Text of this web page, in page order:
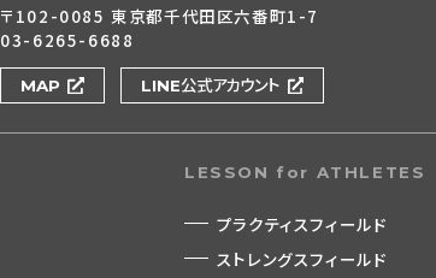
〒102-0085 東京都千代田区六番町1-7
03-6265-6688
MAP LINE公式アカウント
LESSON for ATHLETES
プラクティスフィールド
ストレングスフィールド